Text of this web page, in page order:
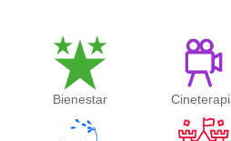
Bienestar